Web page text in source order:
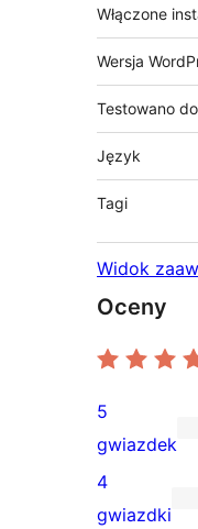
Włączone
Wersja
Testowano do
Język
Tagi
Widok
Oceny
3
recenzje
5-
5
gwiazdek
0
4
gwiazdki